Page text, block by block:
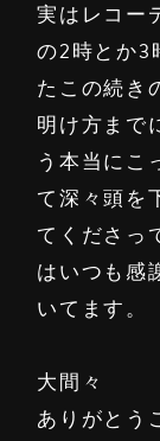
実はレコー
の2時とか3
たこの続き
明け方まで
う本当にこ
て深々頭を
てくださっ
はいつも感
いてます。
大間々
ありがとう